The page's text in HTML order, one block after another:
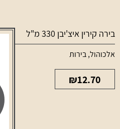
בירה קירין איצ'יבן 330 מ"ל
אלכוהול,בירות
₪12.70